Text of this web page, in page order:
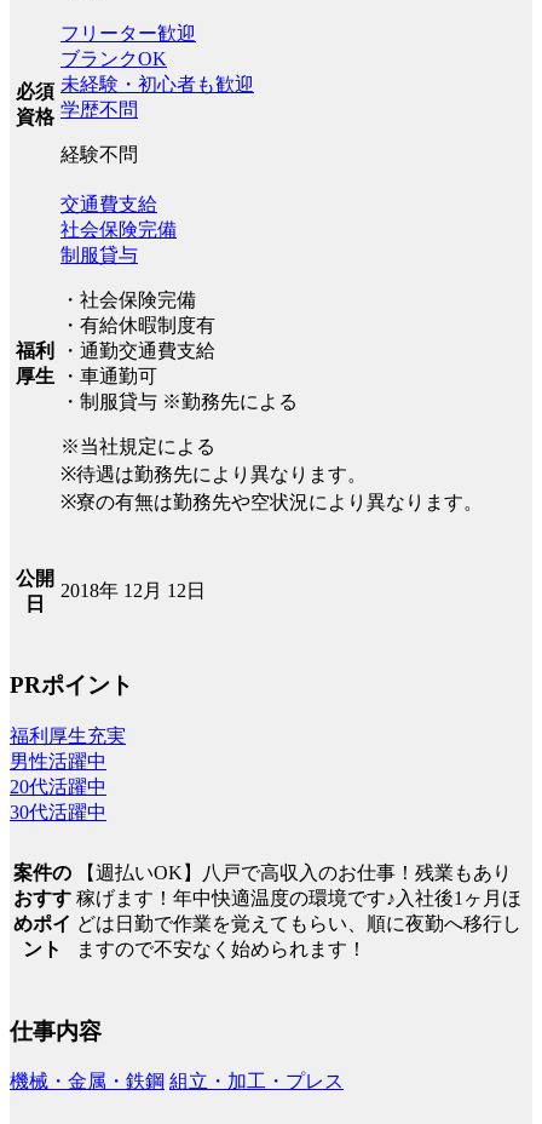
必須
資格
フリーター歓迎
ブランクOK
未経験・初心者も歓迎
学歴不問
経験不問
福利
厚生
交通費支給
社会保険完備
制服貸与
・社会保険完備
・有給休暇制度有
・通勤交通費支給
・車通勤可
・制服貸与 ※勤務先による
※当社規定による
※待遇は勤務先により異なります。
※寮の有無は勤務先や空状況により異なります。
公開
日
2018年 12月 12日
PRポイント
福利厚生充実
男性活躍中
20代活躍中
30代活躍中
案件の
おすす
めポイ
ント
【週払いOK】八戸で高収入のお仕事！残業もあり
稼げます！年中快適温度の環境です♪入社後1ヶ月ほ
どは日勤で作業を覚えてもらい、順に夜勤へ移行し
ますので不安なく始められます！
仕事内容
機械・金属・鉄鋼 組立・加工・プレス